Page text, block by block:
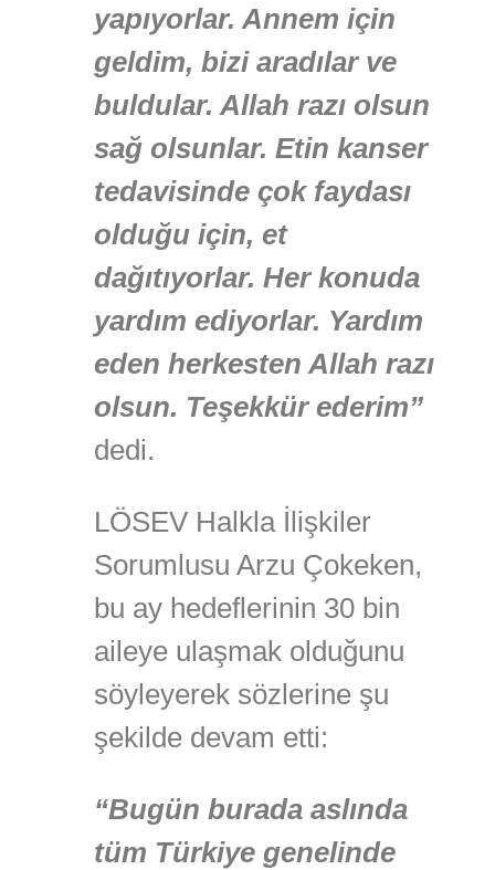
yapıyorlar. Annem için
geldim, bizi aradılar ve
buldular. Allah razı olsun
sağ olsunlar. Etin kanser
tedavisinde çok faydası
olduğu için, et
dağıtıyorlar. Her konuda
yardım ediyorlar. Yardım
eden herkesten Allah razı
olsun. Teşekkür ederim”
dedi.
LÖSEV Halkla İlişkiler
Sorumlusu Arzu Çokeken,
bu ay hedeflerinin 30 bin
aileye ulaşmak olduğunu
söyleyerek sözlerine şu
şekilde devam etti:
“Bugün burada aslında
tüm Türkiye genelinde